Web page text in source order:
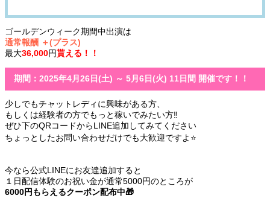
ゴールデンウィーク期間中出演は
通常報酬 ＋(プラス)
最大36,000円貰える！！
期間：2025年4月26日(土) ～ 5月6日(火) 11日間 開催です！！
少しでもチャットレディに興味がある方、
もしくは経験者の方でもっと稼いでみたい方‼️
ぜひ下のQRコードからLINE追加してみてください
ちょっとしたお問い合わせだけでも大歓迎ですよ⭐️
今なら公式LINEにお友達追加すると
１日配信体験のお祝い金が通常5000円のところが
6000円もらえるクーポン配布中🎁